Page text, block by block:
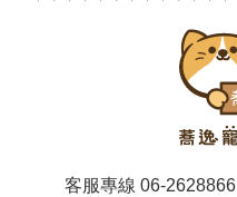
客服專線06-2628866